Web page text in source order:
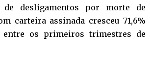
desligamentos por morte de
carteira assinada cresceu 71,6%
entre os primeiros trimestres de